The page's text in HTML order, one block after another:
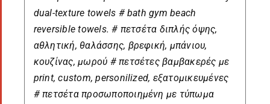
dual-texture towels # bath gym beach
reversible towels. # πετσέτα διπλής όψης,
αθλητική, θαλάσσης, βρεφική, μπάνιου,
κουζίνας, μωρού # πετσέτες βαμβακερές με
print, custom, personilized, εξατομικευμένες
# πετσέτα προσωποποιημένη με τύπωμα